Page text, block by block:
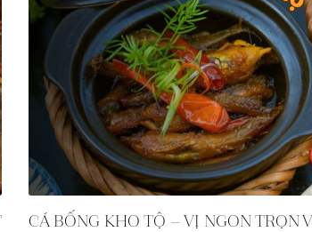
CÁ BỐNG KHO TỘ – VỊ NGON TRỌN